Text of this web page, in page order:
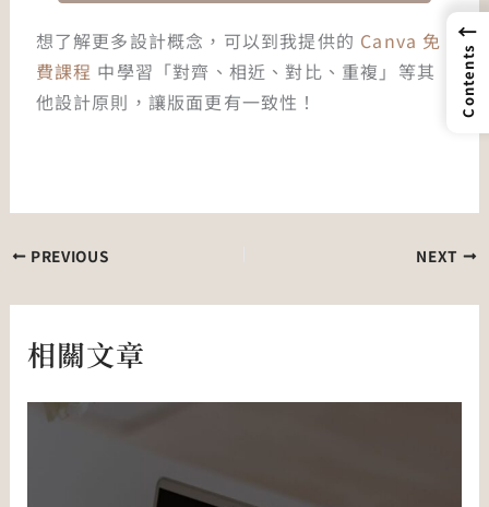
想了解更多設計概念，可以到我提供的 Canva 免
費課程 中學習「對齊、相近、對比、重複」等其
他設計原則，讓版面更有一致性！
PREVIOUS NEXT
相關文章
←
Contents